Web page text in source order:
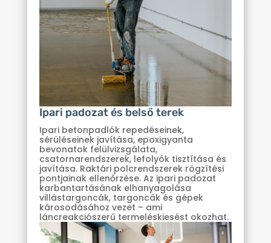
Ipari padozat és belső terek
Ipari betonpadlók repedéseinek,
sérüléseinek javítása, epoxigyanta
bevonatok felülvizsgálata,
csatornarendszerek, lefolyók tisztítása és
javítása. Raktári polcrendszerek rögzítési
pontjainak ellenőrzése. Az ipari padozat
karbantartásának elhanyagolása
villástargoncák, targoncák és gépek
károsodásához vezet – ami
láncreakciószerű termeléskiesést okozhat.